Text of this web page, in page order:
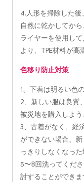
4.人形を掃除した後
自然に乾かしてか
ライヤーを使用し
より、TPE材料が高
色移り防止対策
1、下着は明るい色
2、新しい服は良質
被災地を購入しよう
3、古着がなく、経
ができない場合、
っきりしなくなっ
5〜8回洗ってくだ
討することができま